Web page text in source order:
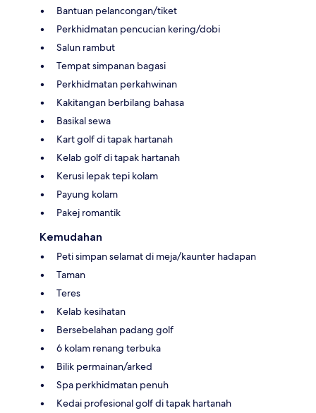
Bantuan pelancongan/tiket
Perkhidmatan pencucian kering/dobi
Salun rambut
Tempat simpanan bagasi
Perkhidmatan perkahwinan
Kakitangan berbilang bahasa
Basikal sewa
Kart golf di tapak hartanah
Kelab golf di tapak hartanah
Kerusi lepak tepi kolam
Payung kolam
Pakej romantik
Kemudahan
Peti simpan selamat di meja/kaunter hadapan
Taman
Teres
Kelab kesihatan
Bersebelahan padang golf
6 kolam renang terbuka
Bilik permainan/arked
Spa perkhidmatan penuh
Kedai profesional golf di tapak hartanah